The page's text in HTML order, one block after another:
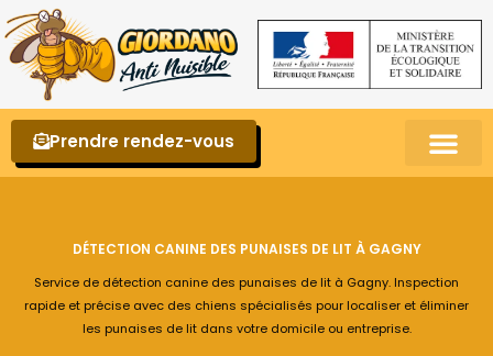
Prendre rendez-vous
DÉTECTION CANINE DES PUNAISES DE LIT À GAGNY
Service de détection canine des punaises de lit à Gagny. Inspection
rapide et précise avec des chiens spécialisés pour localiser et éliminer
les punaises de lit dans votre domicile ou entreprise.